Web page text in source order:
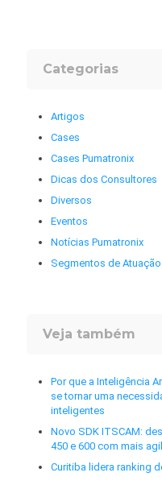
Categorias
Artigos
Cases
Cases Pumatronix
Dicas dos Consultores
Diversos
Eventos
Notícias Pumatronix
Segmentos de Atuação
Veja também
Por que a Inteligência
se tornar uma
inteligentes
Novo SDK ITSCAM:
450 e 600 com mais
Curitiba lidera ranking